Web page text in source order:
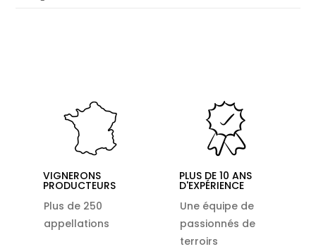
VIGNERONS
PRODUCTEURS
Plus de 250
appellations
PLUS DE 10 ANS
D'EXPÉRIENCE
Une équipe de
passionnés de
terroirs